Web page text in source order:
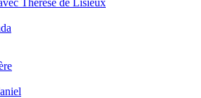
Thérèse de Lisieux